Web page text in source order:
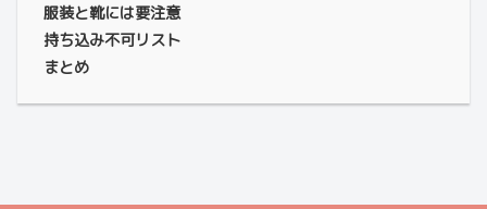
服装と靴には要注意
持ち込み不可リスト
まとめ